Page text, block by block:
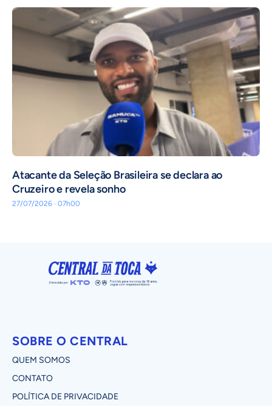
Atacante da Seleção Brasileira se declara ao
Cruzeiro e revela sonho
27/07/2026 · 07h00
SOBRE O CENTRAL
QUEM SOMOS
CONTATO
POLÍTICA DE PRIVACIDADE